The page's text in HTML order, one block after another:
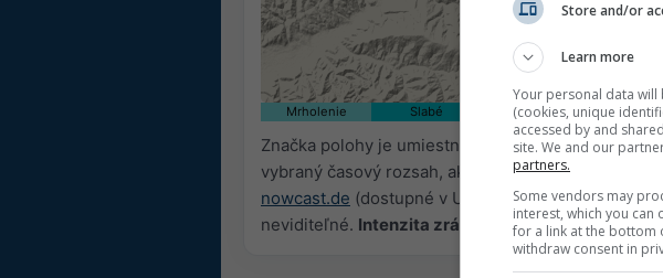
Mrholenie Slabé Mierne Silné
Značka polohy je umiestnená na Reichenau an der
vybraný časový rozsah, ako aj
predpoveď na 2h
.
nowcast.de (dostupné v USA, Európe a Austrálii).
neviditeľné. Intenzita zrážok je farebne
Store and/or
Learn more
Your personal data
(cookies, unique
accessed by and
site. We and our
partners.
Some vendors may
interest, which you
for a link at the bottom
withdraw consent in